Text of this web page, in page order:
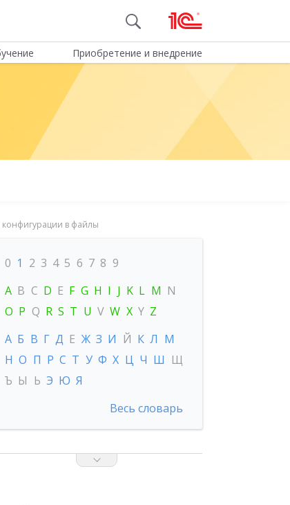
Приобретение и внедрение
конфигурации в файлы
0 1 2 3 4 5 6 7 8 9
A B C D E F G H I J K L M N
O P Q R S T U V W X Y Z
А Б В Г Д Е Ж З И Й К Л М
Н О П Р С Т У Ф Х Ц Ч Ш Щ
Ъ Ы Ь Э Ю Я
Весь словарь